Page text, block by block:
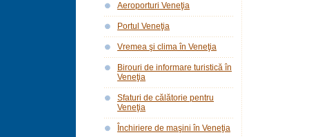
Aeroporturi Veneţia
Portul Veneţia
Vremea şi clima în Veneţia
Birouri de informare turistică în
Veneţia
Sfaturi de călătorie pentru
Veneţia
Închiriere de maşini în Veneţia